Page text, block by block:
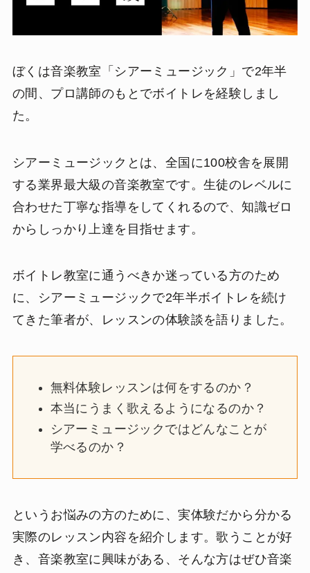
ぼくは音楽教室「シアーミュージック」で2年半
の間、プロ講師のもとでボイトレを経験しまし
た。
シアーミュージックとは、全国に100校舎を展開
する業界最大級の音楽教室です。生徒のレベルに
合わせた丁寧な指導をしてくれるので、知識ゼロ
からしっかり上達を目指せます。
ボイトレ教室に通うべきか迷っている方のため
に、シアーミュージックで2年半ボイトレを続け
てきた筆者が、レッスンの体験談を語りました。
無料体験レッスンは何をするのか？
本当にうまく歌えるようになるのか？
シアーミュージックではどんなことが
学べるのか？
というお悩みの方のために、実体験だから分かる
実際のレッスン内容を紹介します。歌うことが好
き、音楽教室に興味がある、そんな方はぜひ音楽